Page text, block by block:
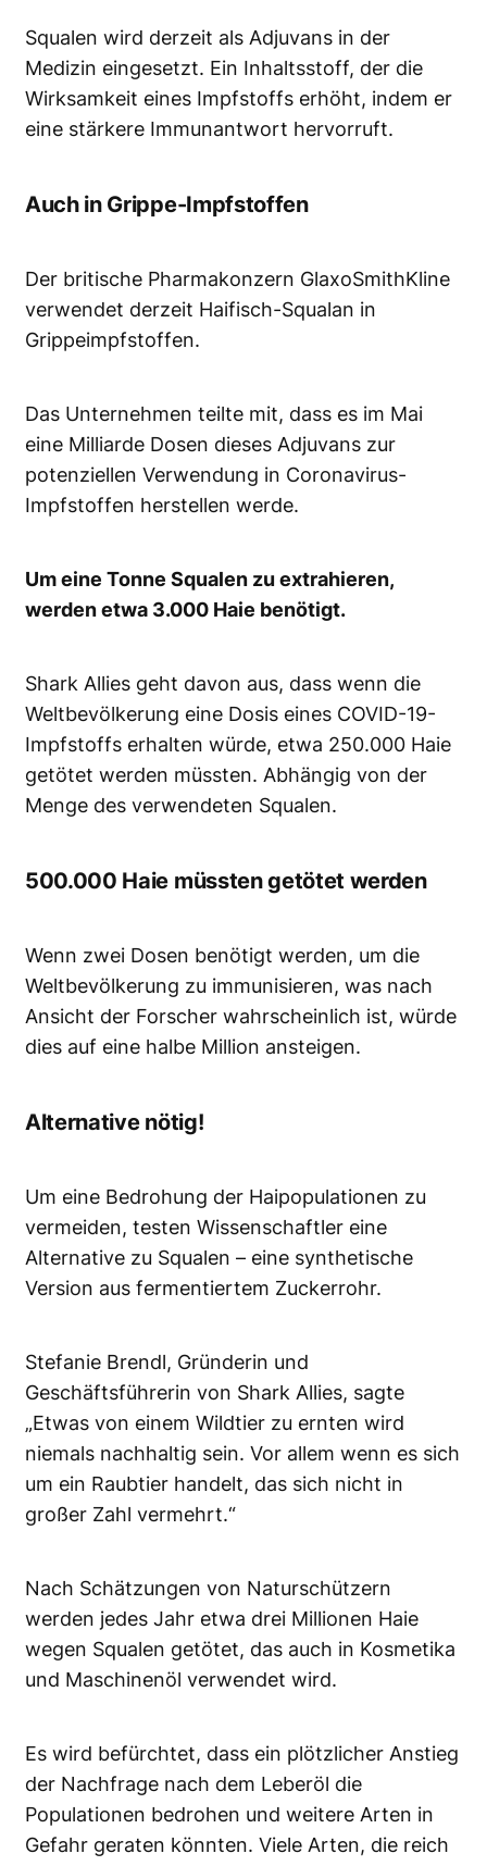
Squalen wird derzeit als Adjuvans in der
Medizin eingesetzt. Ein Inhaltsstoff, der die
Wirksamkeit eines Impfstoffs erhöht, indem er
eine stärkere Immunantwort hervorruft.
Auch in Grippe-Impfstoffen
Der britische Pharmakonzern GlaxoSmithKline
verwendet derzeit Haifisch-Squalan in
Grippeimpfstoffen.
Das Unternehmen teilte mit, dass es im Mai
eine Milliarde Dosen dieses Adjuvans zur
potenziellen Verwendung in Coronavirus-
Impfstoffen herstellen werde.
Um eine Tonne Squalen zu extrahieren,
werden etwa 3.000 Haie benötigt.
Shark Allies geht davon aus, dass wenn die
Weltbevölkerung eine Dosis eines COVID-19-
Impfstoffs erhalten würde, etwa 250.000 Haie
getötet werden müssten. Abhängig von der
Menge des verwendeten Squalen.
500.000 Haie müssten getötet werden
Wenn zwei Dosen benötigt werden, um die
Weltbevölkerung zu immunisieren, was nach
Ansicht der Forscher wahrscheinlich ist, würde
dies auf eine halbe Million ansteigen.
Alternative nötig!
Um eine Bedrohung der Haipopulationen zu
vermeiden, testen Wissenschaftler eine
Alternative zu Squalen – eine synthetische
Version aus fermentiertem Zuckerrohr.
Stefanie Brendl, Gründerin und
Geschäftsführerin von Shark Allies, sagte
„Etwas von einem Wildtier zu ernten wird
niemals nachhaltig sein. Vor allem wenn es sich
um ein Raubtier handelt, das sich nicht in
großer Zahl vermehrt.“
Nach Schätzungen von Naturschützern
werden jedes Jahr etwa drei Millionen Haie
wegen Squalen getötet, das auch in Kosmetika
und Maschinenöl verwendet wird.
Es wird befürchtet, dass ein plötzlicher Anstieg
der Nachfrage nach dem Leberöl die
Populationen bedrohen und weitere Arten in
Gefahr geraten könnten. Viele Arten, die reich